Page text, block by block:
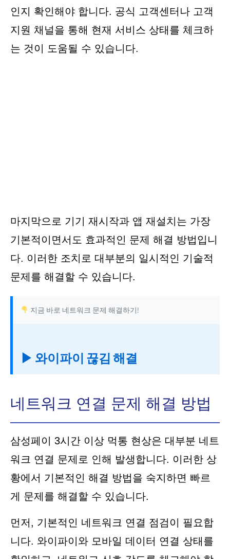
인지 확인해야 합니다. 공식 고객센터나 고객
지원 채널을 통해 현재 서비스 상태를 체크하
는 것이 도움될 수 있습니다.
마지막으로 기기 재시작과 앱 재설치는 가장
기본적이면서도 효과적인 문제 해결 방법입니
다. 이러한 조치로 대부분의 일시적인 기술적
문제를 해결할 수 있습니다.
지금 바로 네트워크 문제 해결하기!
▶ 와이파이 끊김 해결
네트워크 연결 문제 해결 방법
삼성페이 3시간 이상 먹통 현상은 대부분 네트
워크 연결 문제로 인해 발생합니다. 이러한 상
황에서 기본적인 해결 방법을 숙지하면 빠르
게 문제를 해결할 수 있습니다.
먼저, 기본적인 네트워크 연결 점검이 필요합
니다. 와이파이와 모바일 데이터 연결 상태를